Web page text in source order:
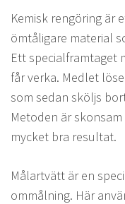
Kemisk rengöring är
ömtåligare material
Ett specialframtaget
får verka. Medlet
som sedan sköljs
Metoden är
mycket bra resultat.
Målartvätt är en
ommålning. Här